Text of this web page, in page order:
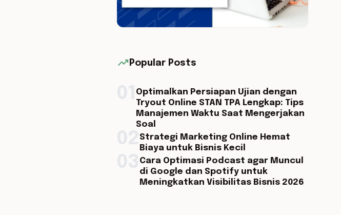
trending_up Popular Posts
Optimalkan Persiapan Ujian dengan
Tryout Online STAN TPA Lengkap: Tips
Manajemen Waktu Saat Mengerjakan
Soal
Strategi Marketing Online Hemat
Biaya untuk Bisnis Kecil
Cara Optimasi Podcast agar Muncul
di Google dan Spotify untuk
Meningkatkan Visibilitas Bisnis 2026